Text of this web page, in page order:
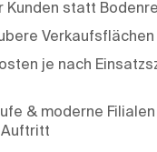
Kunden statt
Verkaufsflächen
je nach
& moderne
Auftritt